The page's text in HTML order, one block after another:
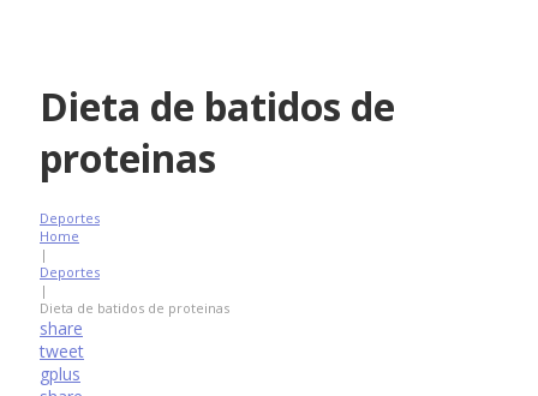
Dieta de batidos de
proteinas
Deportes
Home
|
Deportes
|
Dieta de batidos de proteinas
share
tweet
gplus